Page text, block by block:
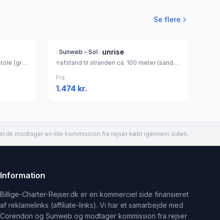
Se flere
ved stranden (stenstrand, liggestole (gratis) , parasol (gratis) ), Italien
Sunweb - Sol
Lejligheder Sunrise
afstand til stranden ca. 100 meter (sandstrand), Grækenland
Fra
1.474 kr.
modtager en lille kommission fra rejser købt igennem siden.
Information
Billige-Charter-Rejser.dk er en kommerciel side finansieret
af reklamelinks (affiliate-links). Vi har et samarbejde med
Corendon og Sunweb og modtager kommission fra rejser